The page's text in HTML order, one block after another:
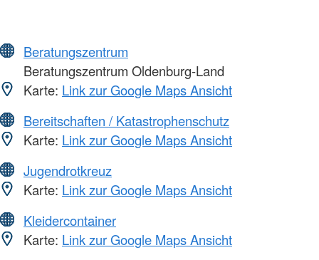
Beratungszentrum
Beratungszentrum Oldenburg-Land
Karte: Link zur Google Maps Ansicht
Bereitschaften / Katastrophenschutz
Karte: Link zur Google Maps Ansicht
Jugendrotkreuz
Karte: Link zur Google Maps Ansicht
Kleidercontainer
Karte: Link zur Google Maps Ansicht